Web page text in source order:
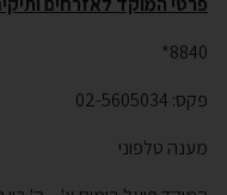
*8840
פקס: 02-5605034
מענה טלפוני